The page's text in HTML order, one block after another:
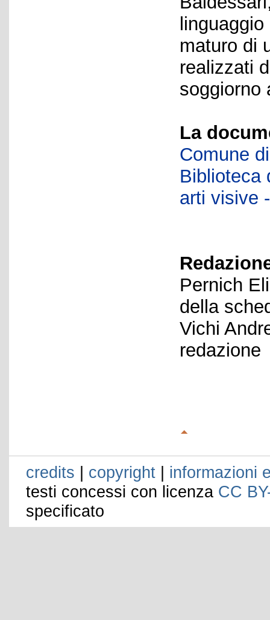
maturo di
realizzati
soggiorno
La
Comune
Biblioteca
arti visive
Pernich
della
Vichi
redazione
credits | copyright | informazioni
testi concessi con licenza CC
specificato